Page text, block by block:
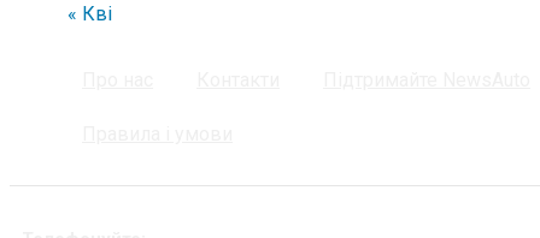
« Кві